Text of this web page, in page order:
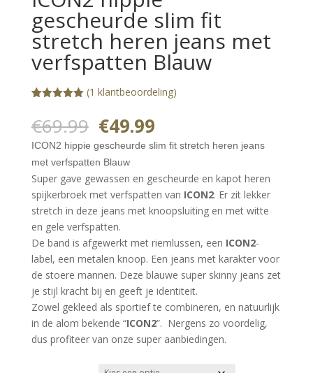
gescheurde slim fit
stretch heren jeans met
verfspatten Blauw
gebaseerd
klantbeoorde
(1 klantbeoordeling)
€69.99 Oorspronkelijke
prijs
was:
€69.99.
€49.99Huidige
prijs
is:
€49.99.
ICON2 hippie gescheurde slim fit stretch heren jeans
met verfspatten Blauw
Super gave gewassen en gescheurde en kapot heren
spijkerbroek met verfspatten van ICON2. Er zit lekker
stretch in deze jeans met knoopsluiting en met witte
en gele verfspatten.
De band is afgewerkt met riemlussen, een ICON2-
label, een metalen knoop. Een jeans met karakter voor
de stoere mannen. Deze blauwe super skinny jeans zet
je stijl kracht bij en geeft je identiteit.
Zowel gekleed als sportief te combineren, en natuurlijk
in de alom bekende “ICON2”. Nergens zo voordelig,
dus profiteer van onze super aanbiedingen.